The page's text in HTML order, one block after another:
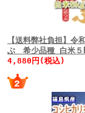
【送料弊社負担】
ぶ 希少品種 白米５
4,880円(税込)